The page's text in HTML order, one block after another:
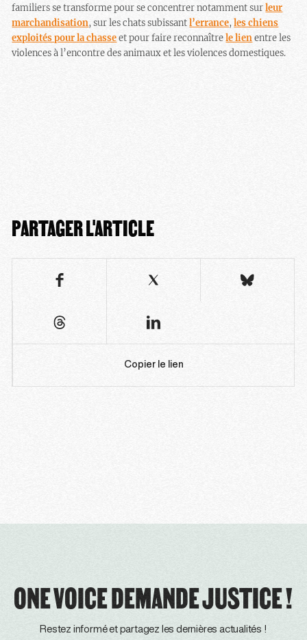
familiers se transforme pour se concentrer notamment surleur
marchandisation, sur les chats subissantl’errance,les chiens
exploités pour la chasseet pour faire reconnaîtrele lienentre les
violences à l’encontre des animaux et les violences domestiques.
PARTAGER L'ARTICLE
Copier le lien
ONE VOICE DEMANDE JUSTICE !
Restez informé et partagez les dernières actualités !